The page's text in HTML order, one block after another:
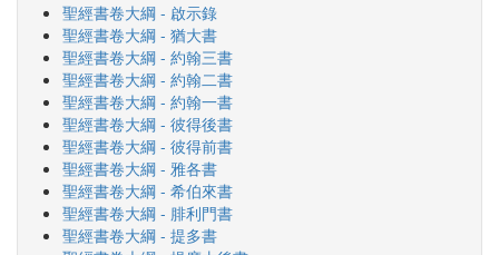
聖經書卷大綱 - 啟示錄
聖經書卷大綱 - 猶大書
聖經書卷大綱 - 約翰三書
聖經書卷大綱 - 約翰二書
聖經書卷大綱 - 約翰一書
聖經書卷大綱 - 彼得後書
聖經書卷大綱 - 彼得前書
聖經書卷大綱 - 雅各書
聖經書卷大綱 - 希伯來書
聖經書卷大綱 - 腓利門書
聖經書卷大綱 - 提多書